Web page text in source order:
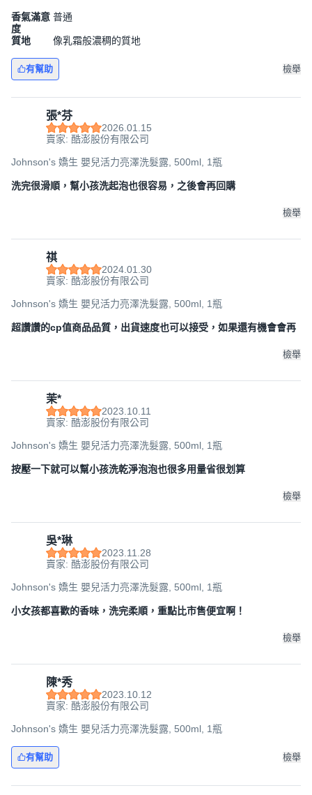
香氣滿意
度
普通
質地 像乳霜般濃稠的質地
有幫助 檢舉
張*芬
2026.01.15
賣家: 酷澎股份有限公司
Johnson's 嬌生 嬰兒活力亮澤洗髮露, 500ml, 1瓶
洗完很滑順，幫小孩洗起泡也很容易，之後會再回購
檢舉
祺
2024.01.30
賣家: 酷澎股份有限公司
Johnson's 嬌生 嬰兒活力亮澤洗髮露, 500ml, 1瓶
超讚讚的cp值商品品質，出貨速度也可以接受，如果還有機會會再
檢舉
茉*
2023.10.11
賣家: 酷澎股份有限公司
Johnson's 嬌生 嬰兒活力亮澤洗髮露, 500ml, 1瓶
按壓一下就可以幫小孩洗乾淨泡泡也很多用量省很划算
檢舉
吳*琳
2023.11.28
賣家: 酷澎股份有限公司
Johnson's 嬌生 嬰兒活力亮澤洗髮露, 500ml, 1瓶
小女孩都喜歡的香味，洗完柔順，重點比市售便宜啊！
檢舉
陳*秀
2023.10.12
賣家: 酷澎股份有限公司
Johnson's 嬌生 嬰兒活力亮澤洗髮露, 500ml, 1瓶
有幫助 檢舉